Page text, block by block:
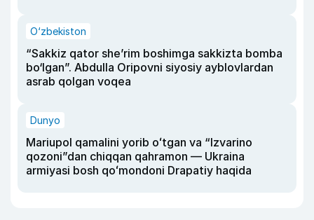
O‘zbekiston
“Sakkiz qator she’rim boshimga sakkizta bomba
bo‘lgan”. Abdulla Oripovni siyosiy ayblovlardan
asrab qolgan voqea
Dunyo
Mariupol qamalini yorib oʻtgan va “Izvarino
qozoni”dan chiqqan qahramon — Ukraina
armiyasi bosh qoʻmondoni Drapatiy haqida